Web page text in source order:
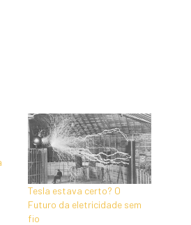
Tesla estava certo? O
Futuro da eletricidade sem
fio